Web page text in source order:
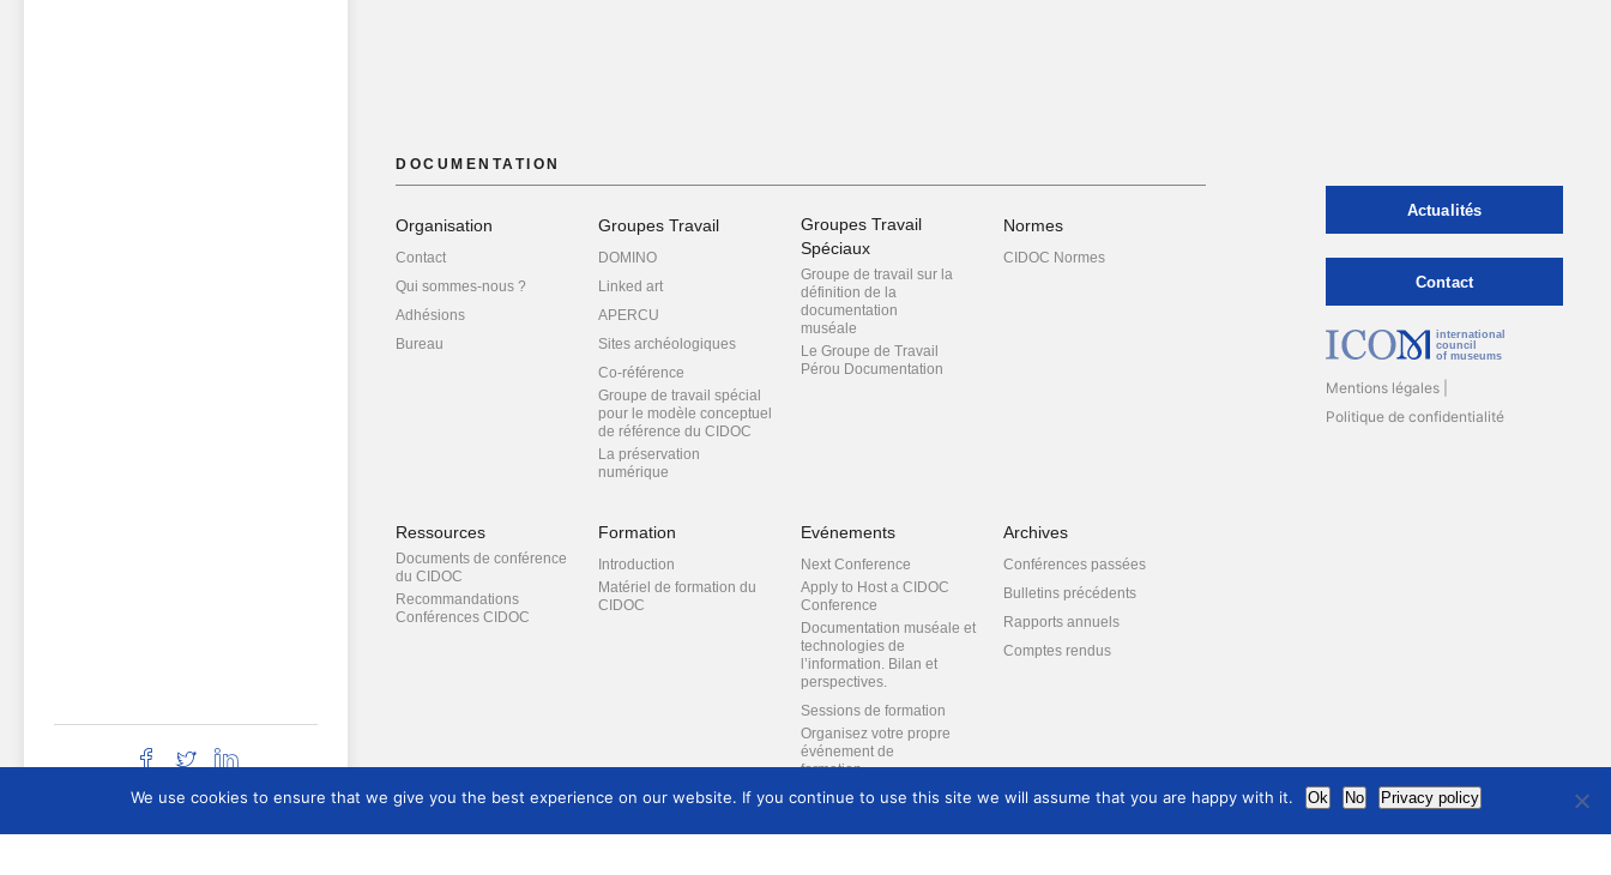
DOCUMENTATION
Organisation
Contact
Qui sommes-nous ?
Adhésions
Bureau
Groupes Travail
DOMINO
Linked art
APERCU
Sites archéologiques
Co-référence
Groupe de travail spécial
pour le modèle conceptuel
de référence du CIDOC
La préservation
numérique
stratégies numériques
documentation
Documentation
d’expositions et de
transdisciplinaires à la
Groupes Travail
Spéciaux
Groupe de travail sur la
définition de la
documentation
muséale
Le Groupe de Travail
Pérou Documentation
Normes
CIDOC Normes
Ressources
Documents de conférence
du CIDOC
Recommandations
Conférences CIDOC
Formation
Introduction
Matériel de formation du
CIDOC
Evénements
Next Conference
Apply to Host a CIDOC
Conference
Documentation muséale et
technologies de
l’information. Bilan et
perspectives.
Sessions de formation
Organisez votre propre
événement de
formation
Archives
Conférences passées
Bulletins précédents
Rapports annuels
Comptes rendus
Actualités
Contact
international
council
of museums
Mentions légales
Politique de confidentialité
We use cookies to ensure that we give you the best experience on our website. If you continue to use this site we will assume that you are happy with it. Ok No Privacy policy